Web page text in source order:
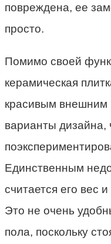
повреждена, ее
просто.
Помимо своей
керамическая
красивым внешним
варианты дизайна,
Единственным
считается его вес
Это не очень
пола, поскольку